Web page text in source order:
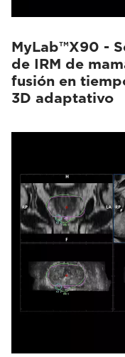
MyLab™X90 -
de IRM de
fusión en
3D adaptativo